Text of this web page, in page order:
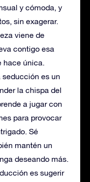
y cómoda, y
sin exagerar.
viene de
contigo esa
hace única.
seducción es un
la chispa del
a jugar con
para provocar
Sé
mantén un
deseando más.
es sugerir